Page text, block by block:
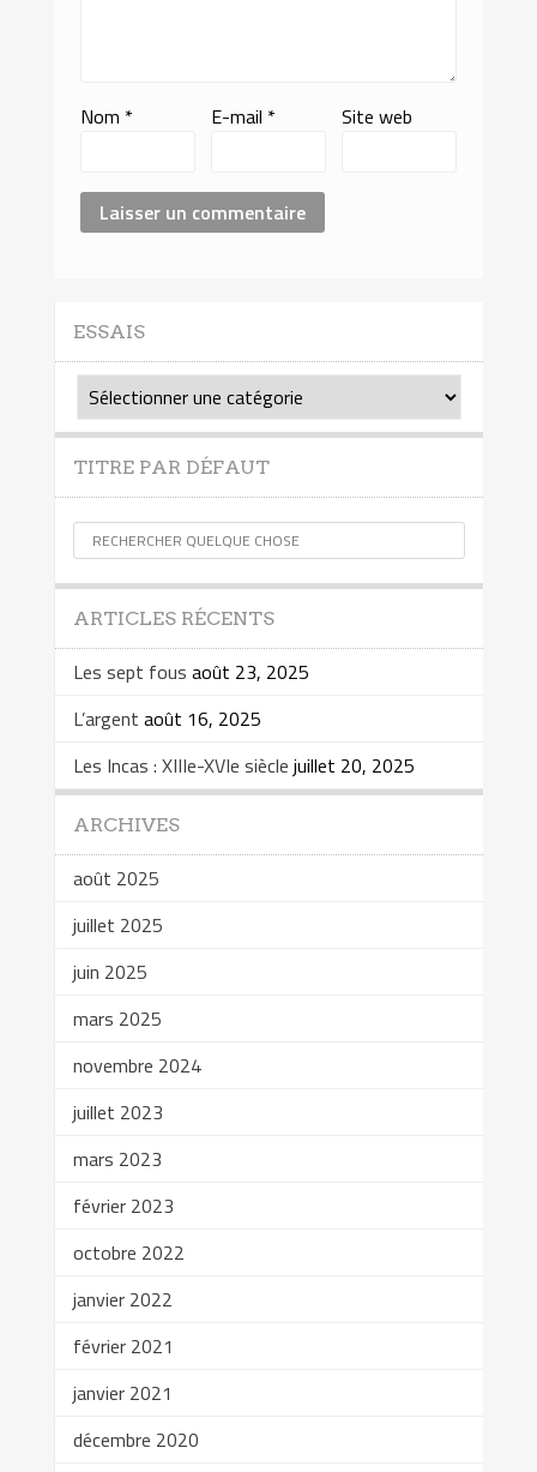
Nom * E-mail * Site web
ESSAIS
Essais
TITRE PAR DÉFAUT
ARTICLES RÉCENTS
Les sept fous août 23, 2025
L’argent août 16, 2025
Les Incas : XIIIe-XVIe siècle juillet 20, 2025
ARCHIVES
août 2025
juillet 2025
juin 2025
mars 2025
novembre 2024
juillet 2023
mars 2023
février 2023
octobre 2022
janvier 2022
février 2021
janvier 2021
décembre 2020